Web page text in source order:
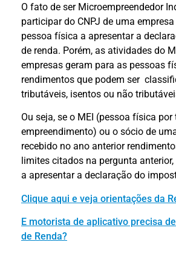
O fato de ser Microempreendedor
participar do CNPJ de uma
pessoa física a apresentar a
de renda. Porém, as atividades do
empresas geram para as pessoas
rendimentos que podem ser
tributáveis, isentos ou não
Ou seja, se o MEI (pessoa física por
empreendimento) ou o sócio de
recebido no ano anterior
limites citados na pergunta
a apresentar a declaração do
Clique aqui e veja orientações da
E motorista de aplicativo precisa
de Renda?